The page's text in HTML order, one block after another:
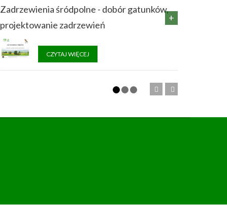
Zadrzewienia śródpolne - dobór gatunków,
projektowanie zadrzewień
CZYTAJ WIĘCEJ